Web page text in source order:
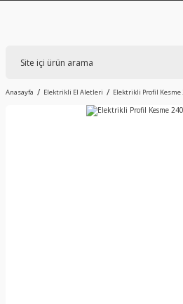
Anasayfa Elektrikli El Aletleri Elektrikli Profil Kesme